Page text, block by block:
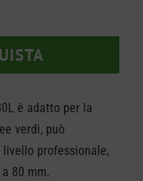
1.299,00.
799,00.
è adatto per la
verdi, può
professionale,
80 mm.